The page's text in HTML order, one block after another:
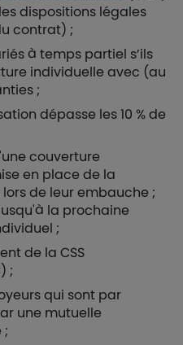
dispositions légales
contrat) ;
à temps partiel s’ils
individuelle avec (au
;
dépasse les 10 % de
couverture
en place de la
de leur embauche ;
la prochaine
;
de la CSS
;
qui sont par
une mutuelle
;